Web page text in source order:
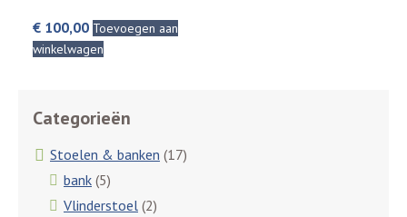
€ 100,00 Toevoegen aan
winkelwagen
Categorieën
Stoelen & banken (17)
bank (5)
Vlinderstoel (2)